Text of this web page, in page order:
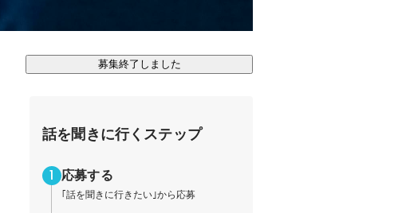
募集終了しました
話を聞きに行くステップ
応募する
｢話を聞きに行きたい｣から応募